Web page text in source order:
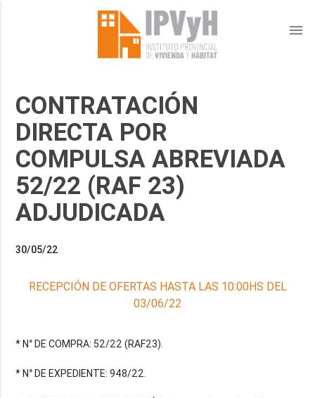
menu
CONTRATACIÓN
DIRECTA POR
COMPULSA ABREVIADA
52/22 (RAF 23)
ADJUDICADA
30/05/22
RECEPCIÓN DE OFERTAS HASTA LAS 10:00HS DEL
03/06/22
* N° DE COMPRA: 52/22 (RAF23).
* N° DE EXPEDIENTE: 948/22.